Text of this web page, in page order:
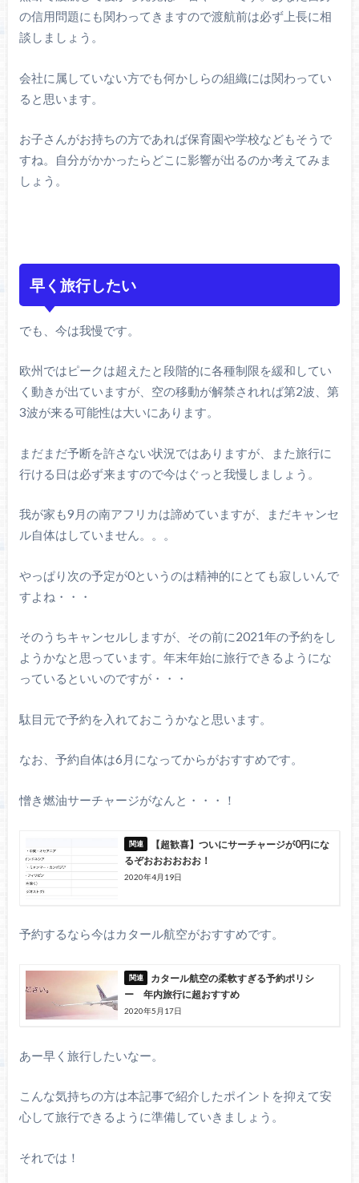
の信用問題にも関わってきますので渡航前は必ず上長に相
談しましょう。
会社に属していない方でも何かしらの組織には関わってい
ると思います。
お子さんがお持ちの方であれば保育園や学校などもそうで
すね。自分がかかったらどこに影響が出るのか考えてみま
しょう。
早く旅行したい
でも、今は我慢です。
欧州ではピークは超えたと段階的に各種制限を緩和してい
く動きが出ていますが、空の移動が解禁されれば第2波、第
3波が来る可能性は大いにあります。
まだまだ予断を許さない状況ではありますが、また旅行に
行ける日は必ず来ますので今はぐっと我慢しましょう。
我が家も9月の南アフリカは諦めていますが、まだキャンセ
ル自体はしていません。。。
やっぱり次の予定が0というのは精神的にとても寂しいんで
すよね・・・
そのうちキャンセルしますが、その前に2021年の予約をし
ようかなと思っています。年末年始に旅行できるようにな
っているといいのですが・・・
駄目元で予約を入れておこうかなと思います。
なお、予約自体は6月になってからがおすすめです。
憎き燃油サーチャージがなんと・・・！
【超歓喜】ついにサーチャージが0円にな
るぞおおおおおお！
2020年4月19日
予約するなら今はカタール航空がおすすめです。
カタール航空の柔軟すぎる予約ポリシ
ー 年内旅行に超おすすめ
2020年5月17日
あー早く旅行したいなー。
こんな気持ちの方は本記事で紹介したポイントを抑えて安
心して旅行できるように準備していきましょう。
それでは！